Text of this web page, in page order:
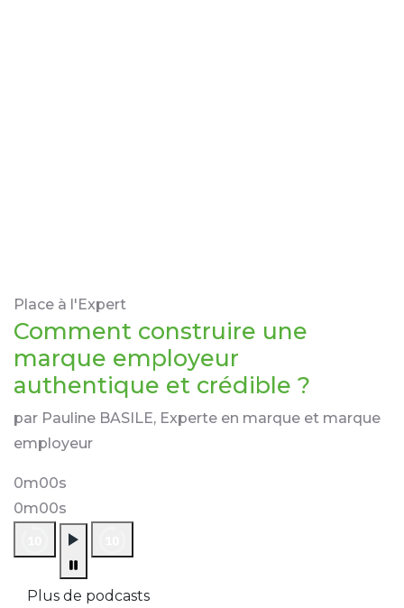
Place à l'Expert
Comment construire une
marque employeur
authentique et crédible ?
par Pauline BASILE, Experte en marque et marque
employeur
0m00s
0m00s
Plus de podcasts